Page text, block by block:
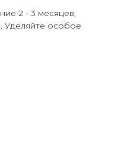
2 - 3 месяцев,
Уделяйте особое